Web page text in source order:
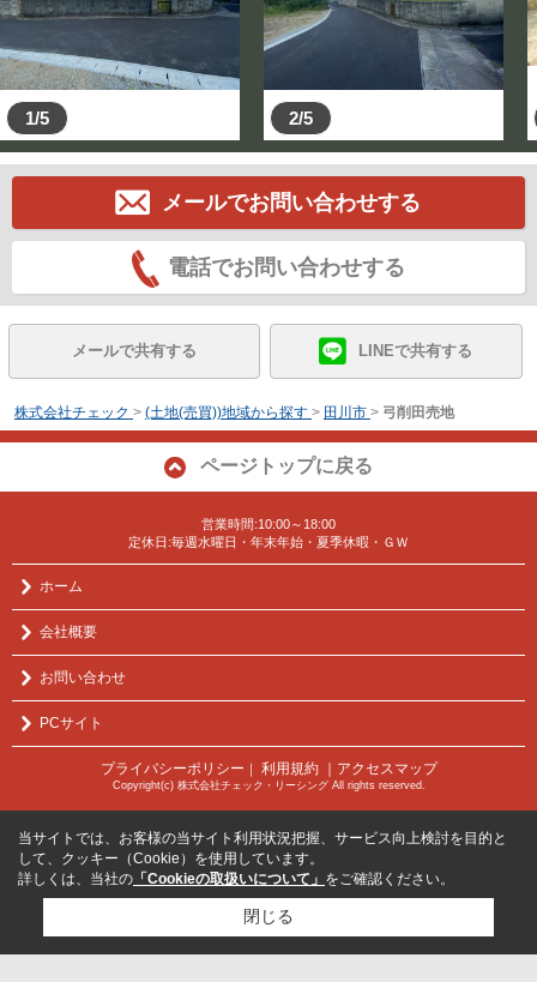
1/5 2/5
メールでお問い合わせする
電話でお問い合わせする
メールで共有する LINEで共有する
株式会社チェック > (土地(売買))地域から探す > 田川市 > 弓削田売地
ページトップに戻る
営業時間:10:00～18:00
定休日:毎週水曜日・年末年始・夏季休暇・ＧＷ
ホーム
会社概要
お問い合わせ
PCサイト
プライバシーポリシー ｜ 利用規約 ｜アクセスマップ
Copyright(c) 株式会社チェック・リーシング All rights reserved.
当サイトでは、お客様の当サイト利用状況把握、サービス向上検討を目的と
して、クッキー（Cookie）を使用しています。
詳しくは、当社の 「Cookieの取扱いについて」 をご確認ください。
閉じる